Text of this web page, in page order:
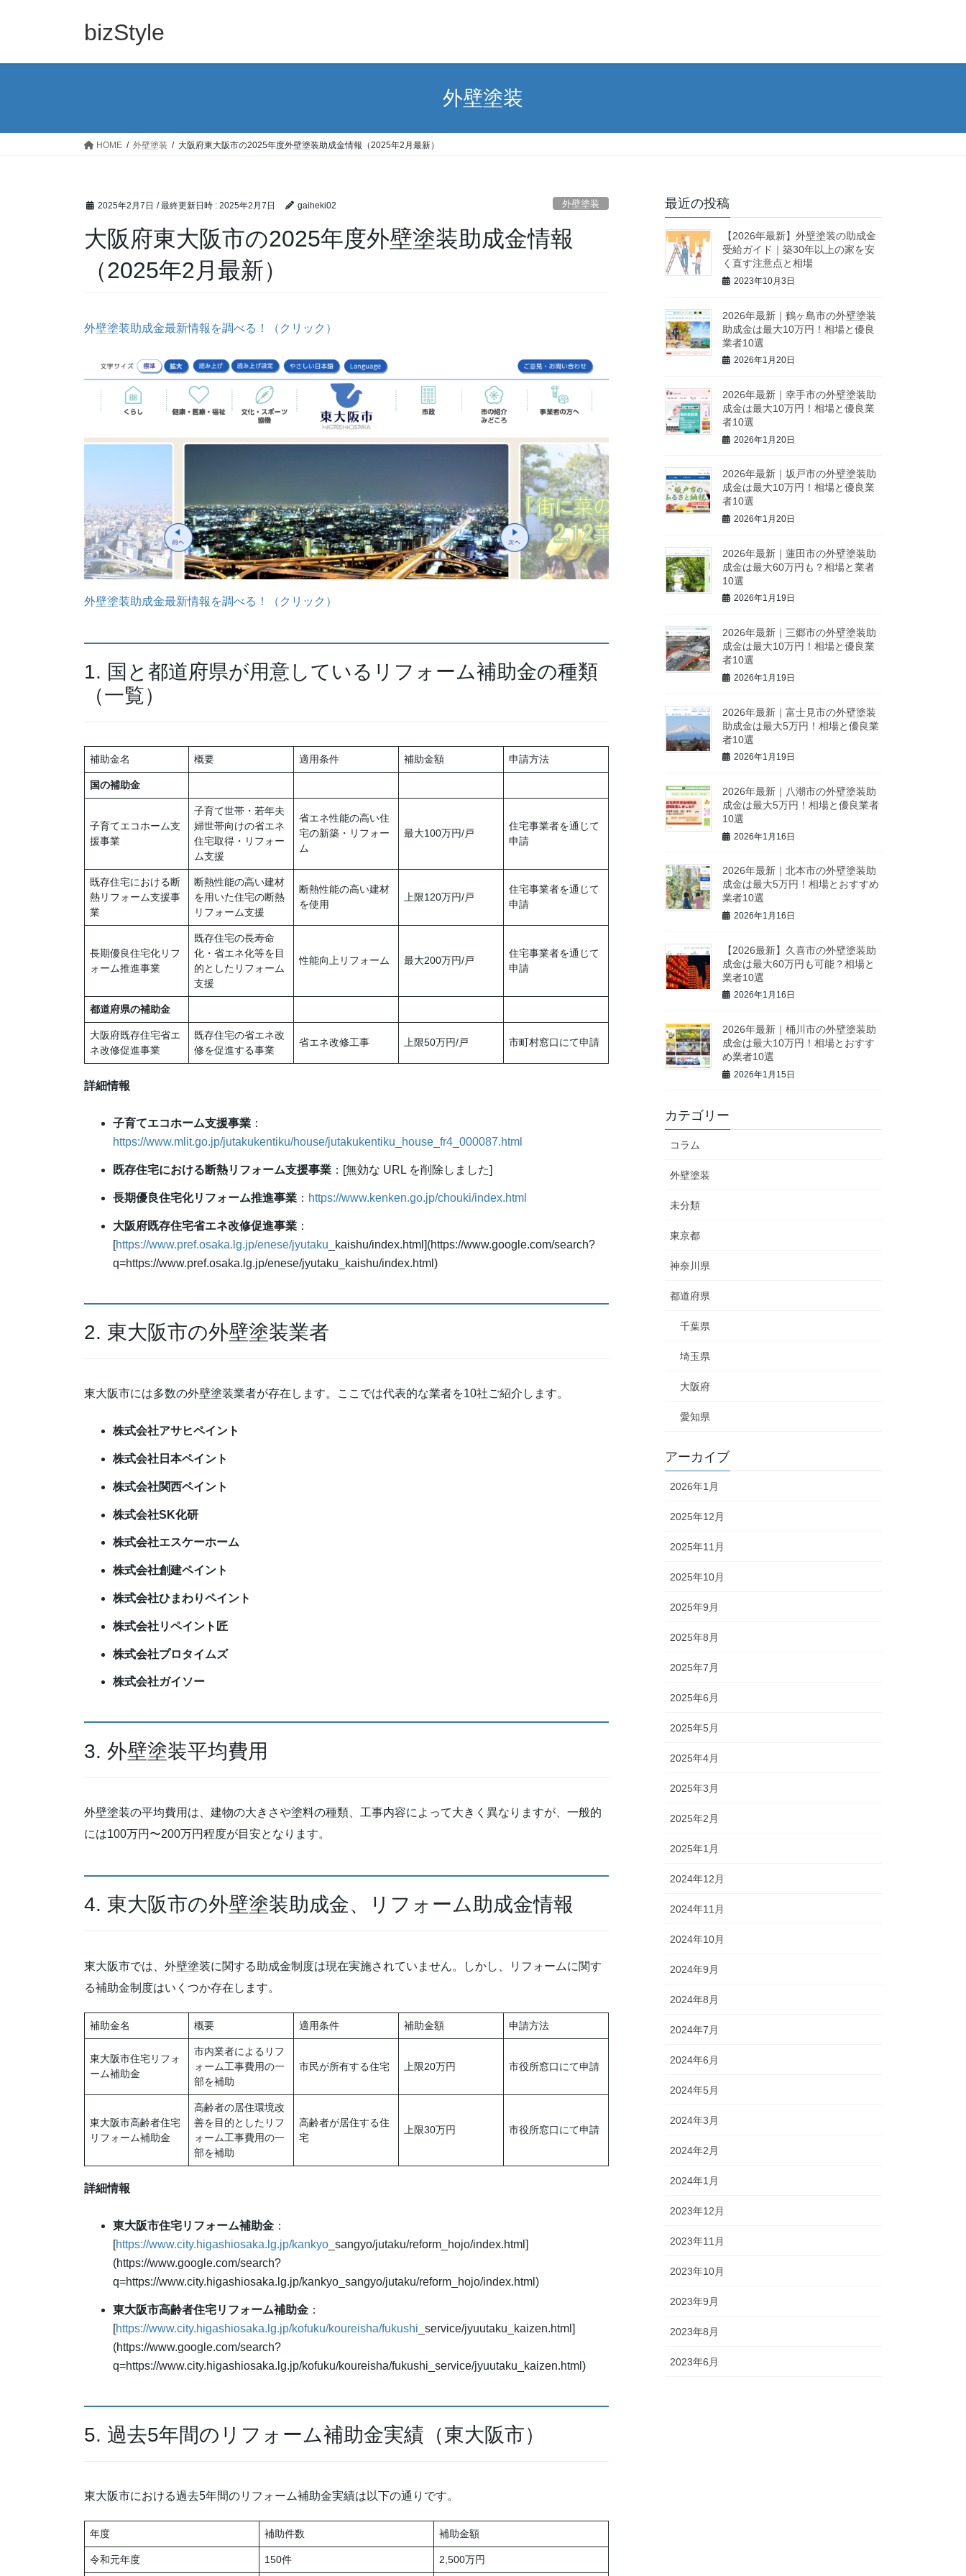
bizStyle
外壁塗装
HOME 外壁塗装 大阪府東大阪市の2025年度外壁塗装助成金情報（2025年2月最新）
2025年2月7日 / 最終更新日時 : 2025年2月7日 gaiheki02 外壁塗装
大阪府東大阪市の2025年度外壁塗装助成金情報
（2025年2月最新）
外壁塗装助成金最新情報を調べる！（クリック）
外壁塗装助成金最新情報を調べる！（クリック）
1. 国と都道府県が用意しているリフォーム補助金の種類
（一覧）
補助金名 概要 適用条件 補助金額 申請方法
国の補助金
子育てエコホーム支
援事業
子育て世帯・若年夫
婦世帯向けの省エネ
住宅取得・リフォー
ム支援
省エネ性能の高い住
宅の新築・リフォー
ム
最大100万円/戸
住宅事業者を通じて
申請
既存住宅における断
熱リフォーム支援事
業
断熱性能の高い建材
を用いた住宅の断熱
リフォーム支援
断熱性能の高い建材
を使用
上限120万円/戸
住宅事業者を通じて
申請
長期優良住宅化リフ
ォーム推進事業
既存住宅の長寿命
化・省エネ化等を目
的としたリフォーム
支援
性能向上リフォーム 最大200万円/戸
住宅事業者を通じて
申請
都道府県の補助金
大阪府既存住宅省エ
ネ改修促進事業
既存住宅の省エネ改
修を促進する事業
省エネ改修工事 上限50万円/戸 市町村窓口にて申請
詳細情報
子育てエコホーム支援事業 ：
https://www.mlit.go.jp/jutakukentiku/house/jutakukentiku_house_fr4_000087.html
既存住宅における断熱リフォーム支援事業 ：[無効な URL を削除しました]
長期優良住宅化リフォーム推進事業 ： https://www.kenken.go.jp/chouki/index.html
大阪府既存住宅省エネ改修促進事業 ：
[https://www.pref.osaka.lg.jp/enese/jyutaku _kaishu/index.html](https://www.google.com/search?
q=https://www.pref.osaka.lg.jp/enese/jyutaku_kaishu/index.html)
2. 東大阪市の外壁塗装業者
東大阪市には多数の外壁塗装業者が存在します。ここでは代表的な業者を10社ご紹介します。
株式会社アサヒペイント
株式会社日本ペイント
株式会社関西ペイント
株式会社SK化研
株式会社エスケーホーム
株式会社創建ペイント
株式会社ひまわりペイント
株式会社リペイント匠
株式会社プロタイムズ
株式会社ガイソー
3. 外壁塗装平均費用
外壁塗装の平均費用は、建物の大きさや塗料の種類、工事内容によって大きく異なりますが、一般的
には100万円〜200万円程度が目安となります。
4. 東大阪市の外壁塗装助成金、リフォーム助成金情報
東大阪市では、外壁塗装に関する助成金制度は現在実施されていません。しかし、リフォームに関す
る補助金制度はいくつか存在します。
補助金名 概要 適用条件 補助金額 申請方法
東大阪市住宅リフォ
ーム補助金
市内業者によるリフ
ォーム工事費用の一
部を補助
市民が所有する住宅 上限20万円 市役所窓口にて申請
東大阪市高齢者住宅
リフォーム補助金
高齢者の居住環境改
善を目的としたリフ
ォーム工事費用の一
部を補助
高齢者が居住する住
宅
上限30万円 市役所窓口にて申請
詳細情報
東大阪市住宅リフォーム補助金 ：
[https://www.city.higashiosaka.lg.jp/kankyo _sangyo/jutaku/reform_hojo/index.html]
(https://www.google.com/search?
q=https://www.city.higashiosaka.lg.jp/kankyo_sangyo/jutaku/reform_hojo/index.html)
東大阪市高齢者住宅リフォーム補助金 ：
[https://www.city.higashiosaka.lg.jp/kofuku/koureisha/fukushi _service/jyuutaku_kaizen.html]
(https://www.google.com/search?
q=https://www.city.higashiosaka.lg.jp/kofuku/koureisha/fukushi_service/jyuutaku_kaizen.html)
5. 過去5年間のリフォーム補助金実績（東大阪市）
東大阪市における過去5年間のリフォーム補助金実績は以下の通りです。
年度 補助件数 補助金額
令和元年度 150件 2,500万円
最近の投稿
【2026年最新】外壁塗装の助成金
受給ガイド｜築30年以上の家を安
く直す注意点と相場
2023年10月3日
2026年最新｜鶴ヶ島市の外壁塗装
助成金は最大10万円！相場と優良
業者10選
2026年1月20日
2026年最新｜幸手市の外壁塗装助
成金は最大10万円！相場と優良業
者10選
2026年1月20日
2026年最新｜坂戸市の外壁塗装助
成金は最大10万円！相場と優良業
者10選
2026年1月20日
2026年最新｜蓮田市の外壁塗装助
成金は最大60万円も？相場と業者
10選
2026年1月19日
2026年最新｜三郷市の外壁塗装助
成金は最大10万円！相場と優良業
者10選
2026年1月19日
2026年最新｜富士見市の外壁塗装
助成金は最大5万円！相場と優良業
者10選
2026年1月19日
2026年最新｜八潮市の外壁塗装助
成金は最大5万円！相場と優良業者
10選
2026年1月16日
2026年最新｜北本市の外壁塗装助
成金は最大5万円！相場とおすすめ
業者10選
2026年1月16日
【2026最新】久喜市の外壁塗装助
成金は最大60万円も可能？相場と
業者10選
2026年1月16日
2026年最新｜桶川市の外壁塗装助
成金は最大10万円！相場とおすす
め業者10選
2026年1月15日
カテゴリー
コラム
外壁塗装
未分類
東京都
神奈川県
都道府県
千葉県
埼玉県
大阪府
愛知県
アーカイブ
2026年1月
2025年12月
2025年11月
2025年10月
2025年9月
2025年8月
2025年7月
2025年6月
2025年5月
2025年4月
2025年3月
2025年2月
2025年1月
2024年12月
2024年11月
2024年10月
2024年9月
2024年8月
2024年7月
2024年6月
2024年5月
2024年3月
2024年2月
2024年1月
2023年12月
2023年11月
2023年10月
2023年9月
2023年8月
2023年6月